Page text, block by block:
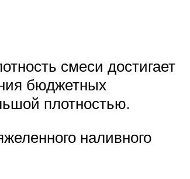
смеси достигает
бюджетных
плотностью.
наливного